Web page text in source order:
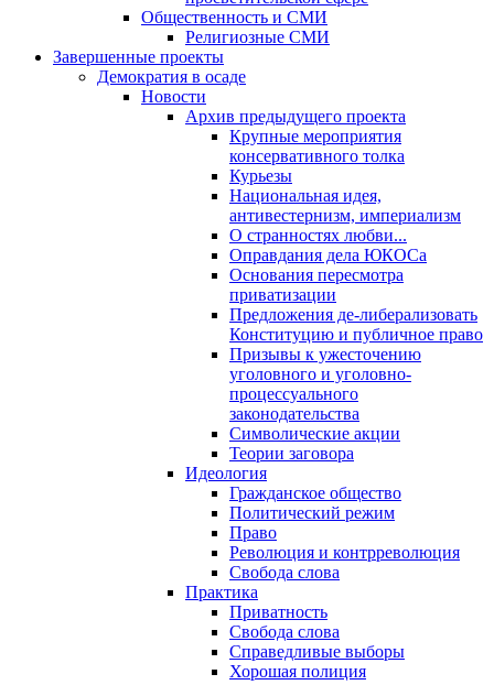
Общественность и СМИ
Религиозные СМИ
Завершенные проекты
Демократия в осаде
Новости
Архив предыдущего проекта
Крупные мероприятия
консервативного толка
Курьезы
Национальная идея,
антивестернизм, империализм
О странностях любви...
Оправдания дела ЮКОСа
Основания пересмотра
приватизации
Предложения де-либерализовать
Конституцию и публичное право
Призывы к ужесточению
уголовного и уголовно-
процессуального
законодательства
Символические акции
Теории заговора
Идеология
Гражданское общество
Политический режим
Право
Революция и контрреволюция
Свобода слова
Практика
Приватность
Свобода слова
Справедливые выборы
Хорошая полиция